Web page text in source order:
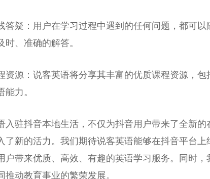
答疑：用户在学习 过程中遇到的任何问题，都可
时、准确的解答。
资源：说客英语将分享其丰富的优质课程资源，包
能力。
入驻抖音本地生活，不仅为抖音用户带来了全新的
了新的活力。我们期待说客英语能够在抖音平台
户带来优质、高效、有趣的英语学习 服务。同时
推动教育事业的繁荣发展。